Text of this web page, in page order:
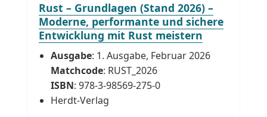
Rust – Grundlagen (Stand 2026) –
Moderne, performante und sichere
Entwicklung mit Rust meistern
Ausgabe: 1. Ausgabe, Februar 2026
Matchcode: RUST_2026
ISBN: 978-3-98569-275-0
Herdt-Verlag